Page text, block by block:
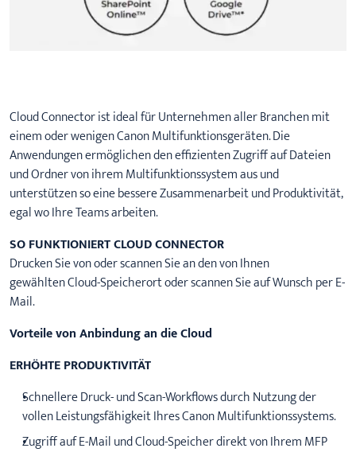
Cloud Connector ist ideal für Unternehmen aller Branchen mit
einem oder wenigen Canon Multifunktionsgeräten. Die
Anwendungen ermöglichen den effizienten Zugriff auf Dateien
und Ordner von ihrem Multifunktionssystem aus und
unterstützen so eine bessere Zusammenarbeit und Produktivität,
egal wo Ihre Teams arbeiten.
SO FUNKTIONIERT CLOUD CONNECTOR
Drucken Sie von oder scannen Sie an den von Ihnen
gewählten Cloud-Speicherort oder scannen Sie auf Wunsch per E-
Mail.
Vorteile von Anbindung an die Cloud
ERHÖHTE PRODUKTIVITÄT
Schnellere Druck- und Scan-Workflows durch Nutzung der
vollen Leistungsfähigkeit Ihres Canon Multifunktionssystems.
Zugriff auf E-Mail und Cloud-Speicher direkt von Ihrem MFP